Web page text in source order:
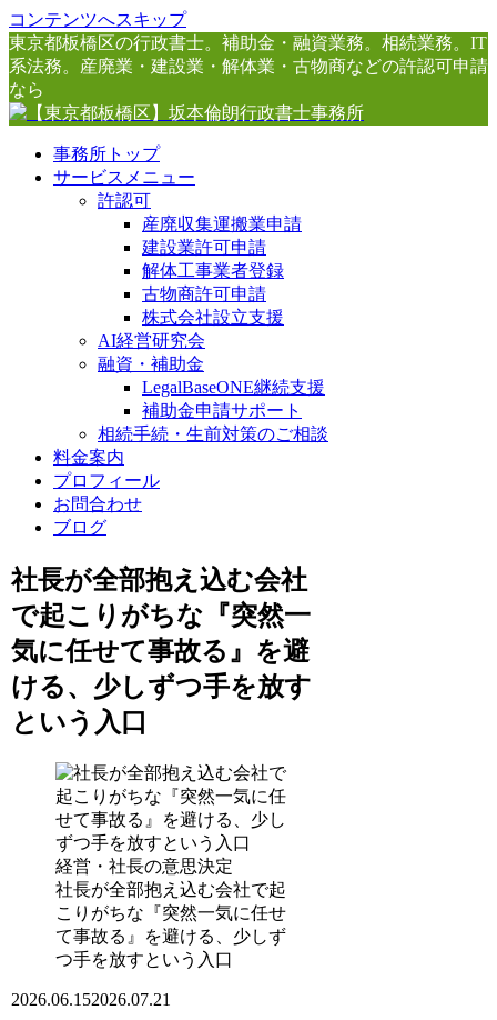
コンテンツへスキップ
東京都板橋区の行政書士。補助金・融資業務。相続業務。IT
系法務。産廃業・建設業・解体業・古物商などの許認可申請
なら
事務所トップ
サービスメニュー
許認可
産廃収集運搬業申請
建設業許可申請
解体工事業者登録
古物商許可申請
株式会社設立支援
AI経営研究会
融資・補助金
LegalBaseONE継続支援
補助金申請サポート
相続手続・生前対策のご相談
料金案内
プロフィール
お問合わせ
ブログ
社長が全部抱え込む会社
で起こりがちな『突然一
気に任せて事故る』を避
ける、少しずつ手を放す
という入口
経営・社長の意思決定
社長が全部抱え込む会社で起
こりがちな『突然一気に任せ
て事故る』を避ける、少しず
つ手を放すという入口
2026.06.152026.07.21